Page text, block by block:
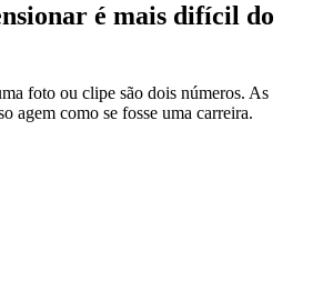
é mais difícil do
foto ou clipe são dois números. As
agem como se fosse uma carreira.